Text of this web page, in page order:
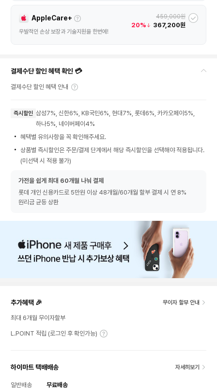
AppleCare+
우발적인 손상 보장과 기술지원을 한번에!
459,000원
20% 367,200원
결제수단 할인 혜택 확인 💳
결제수단 할인 혜택 안내
즉시할인 삼성7%, 신한6%, KB국민6%, 현대7%, 롯데6%, 카카오페이5%,
하나5%, 네이버페이4%
혜택별 유의사항을 꼭 확인해주세요.
상품별 즉시할인은 주문/결제 단계에서 해당 즉시할인을 선택해야 적용됩니다.
(미선택 시 적용 불가)
가전을 쉽게 최대 60개월 나눠 결제
롯데 개인 신용카드로 5만원 이상 48개월/60개월 할부 결제 시 연 8%
원리금 균등 상환
추가혜택 🎉 무이자 할부 안내
최대 6개월 무이자할부
L.POINT 적립 (로그인 후 확인가능)
하이마트 택배배송 자세히보기
일반배송 무료배송